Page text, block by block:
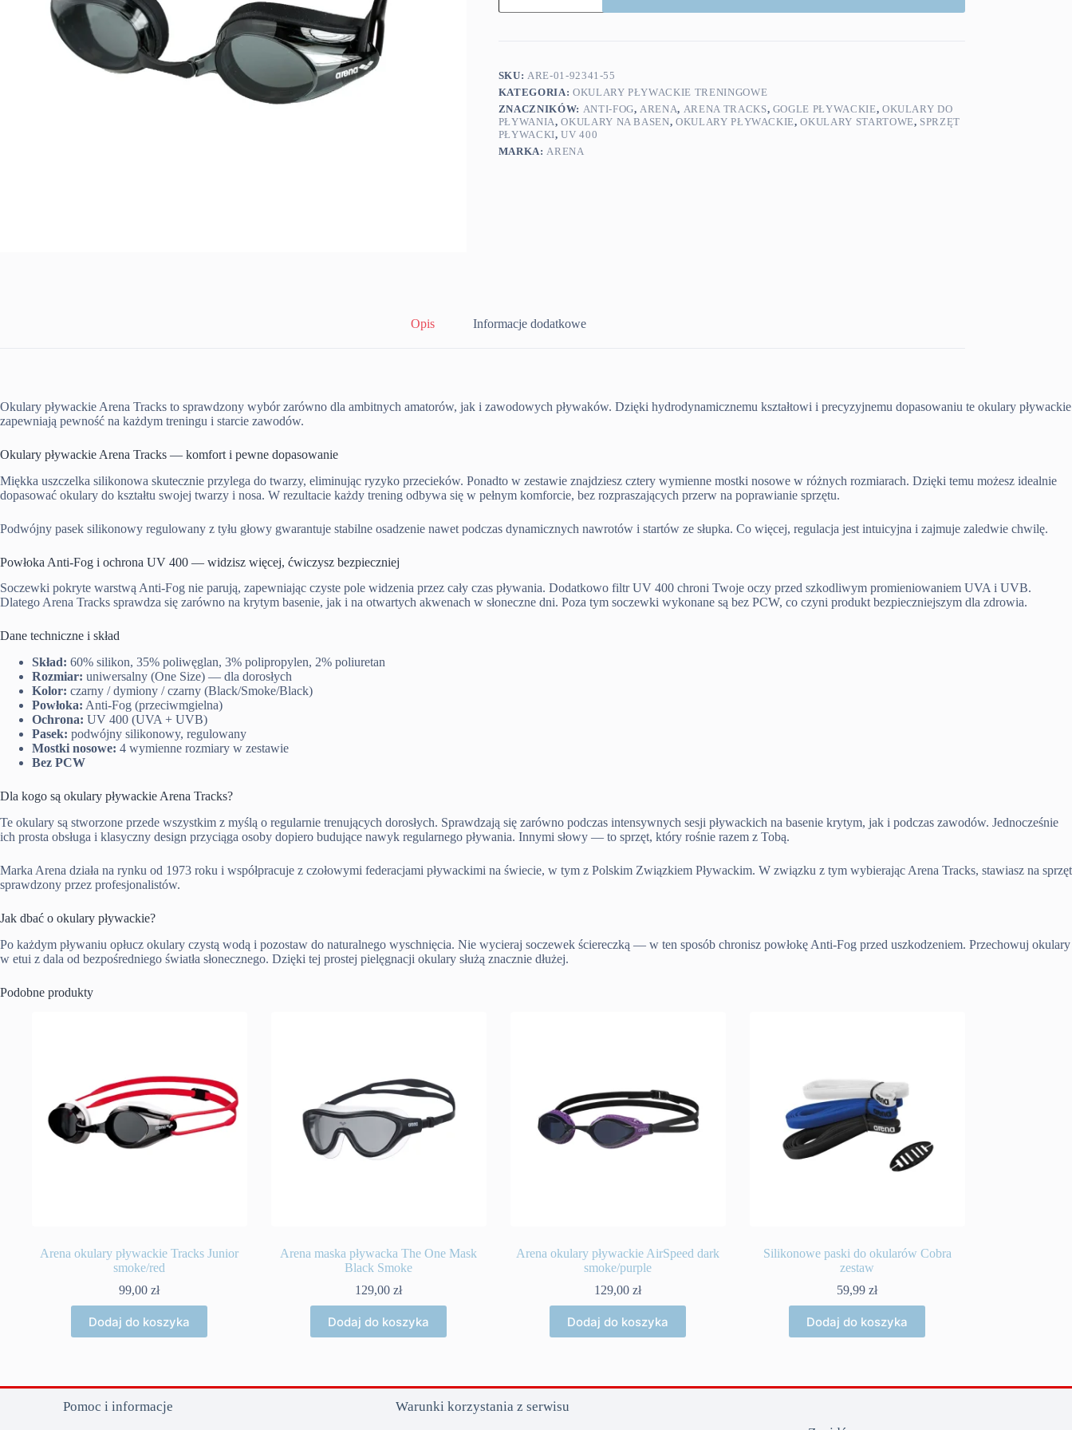
pływackie
SKU:ARE-01-92341-55
KATEGORIA: OKULARY PŁYWACKIE TRENINGOWE
ZNACZNIKÓW: ANTI-FOG,ARENA, ARENA TRACKS, GOGLE PŁYWACKIE, OKULARY DO
PŁYWANIA,OKULARY NA BASEN,OKULARY PŁYWACKIE,OKULARY STARTOWE, SPRZĘT
PŁYWACKI,UV 400
MARKA:ARENA
Opis Informacje dodatkowe
Okulary pływackie Arena Tracks to sprawdzony wybór zarówno dla ambitnych amatorów, jak i zawodowych pływaków. Dzięki hydrodynamicznemu kształtowi i precyzyjnemu dopasowaniu te okulary pływackie
zapewniają pewność na każdym treningu i starcie zawodów.
Okulary pływackie Arena Tracks — komfort i pewne dopasowanie
Miękka uszczelka silikonowa skutecznie przylega do twarzy, eliminując ryzyko przecieków. Ponadto w zestawie znajdziesz cztery wymienne mostki nosowe w różnych rozmiarach. Dzięki temu możesz idealnie
dopasować okulary do kształtu swojej twarzy i nosa. W rezultacie każdy trening odbywa się w pełnym komforcie, bez rozpraszających przerw na poprawianie sprzętu.
Podwójny pasek silikonowy regulowany z tyłu głowy gwarantuje stabilne osadzenie nawet podczas dynamicznych nawrotów i startów ze słupka. Co więcej, regulacja jest intuicyjna i zajmuje zaledwie chwilę.
Powłoka Anti-Fog i ochrona UV 400 — widzisz więcej, ćwiczysz bezpieczniej
Soczewki pokryte warstwą Anti-Fog nie parują, zapewniając czyste pole widzenia przez cały czas pływania. Dodatkowo filtr UV 400 chroni Twoje oczy przed szkodliwym promieniowaniem UVA i UVB.
Dlatego Arena Tracks sprawdza się zarówno na krytym basenie, jak i na otwartych akwenach w słoneczne dni. Poza tym soczewki wykonane są bez PCW, co czyni produkt bezpieczniejszym dla zdrowia.
Dane techniczne i skład
Skład: 60% silikon, 35% poliwęglan, 3% polipropylen, 2% poliuretan
Rozmiar: uniwersalny (One Size) — dla dorosłych
Kolor: czarny / dymiony / czarny (Black/Smoke/Black)
Powłoka: Anti-Fog (przeciwmgielna)
Ochrona: UV 400 (UVA + UVB)
Pasek: podwójny silikonowy, regulowany
Mostki nosowe: 4 wymienne rozmiary w zestawie
Bez PCW
Dla kogo są okulary pływackie Arena Tracks?
Te okulary są stworzone przede wszystkim z myślą o regularnie trenujących dorosłych. Sprawdzają się zarówno podczas intensywnych sesji pływackich na basenie krytym, jak i podczas zawodów. Jednocześnie
ich prosta obsługa i klasyczny design przyciąga osoby dopiero budujące nawyk regularnego pływania. Innymi słowy — to sprzęt, który rośnie razem z Tobą.
Marka Arena działa na rynku od 1973 roku i współpracuje z czołowymi federacjami pływackimi na świecie, w tym z Polskim Związkiem Pływackim. W związku z tym wybierając Arena Tracks, stawiasz na sprzęt
sprawdzony przez profesjonalistów.
Jak dbać o okulary pływackie?
Po każdym pływaniu opłucz okulary czystą wodą i pozostaw do naturalnego wyschnięcia. Nie wycieraj soczewek ściereczką — w ten sposób chronisz powłokę Anti-Fog przed uszkodzeniem. Przechowuj okulary
w etui z dala od bezpośredniego światła słonecznego. Dzięki tej prostej pielęgnacji okulary służą znacznie dłużej.
Podobne produkty
Arena okulary pływackie Tracks Junior
smoke/red
99,00zł
Dodaj do koszyka
Arena maska pływacka The One Mask
Black Smoke
129,00zł
Dodaj do koszyka
Arena okulary pływackie AirSpeed dark
smoke/purple
129,00zł
Dodaj do koszyka
Silikonowe paski do okularów Cobra
zestaw
59,99zł
Dodaj do koszyka
Pomoc i informacje
Warunki korzystania z serwisu